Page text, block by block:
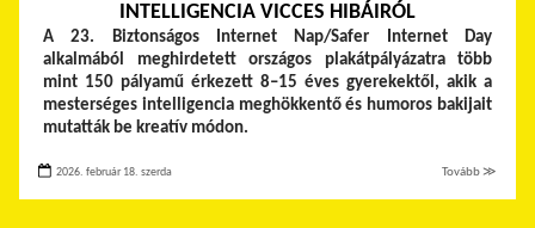
INTELLIGENCIA VICCES HIBÁIRÓL
A 23. Biztonságos Internet Nap/Safer Internet Day
alkalmából meghirdetett országos plakátpályázatra több
mint 150 pályamű érkezett 8–15 éves gyerekektől, akik a
mesterséges intelligencia meghökkentő és humoros bakijait
mutatták be kreatív módon.
2026. február 18. szerda Tovább ≫